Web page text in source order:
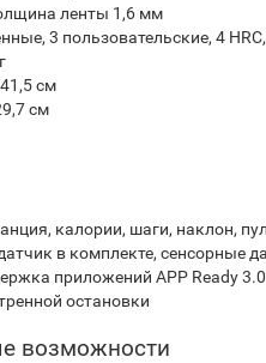
ленты 1,6 мм
3 пользовательские, 4
см
см
калории, шаги, наклон,
в комплекте, сенсорные
приложений APP Ready 3.0
остановки
возможности